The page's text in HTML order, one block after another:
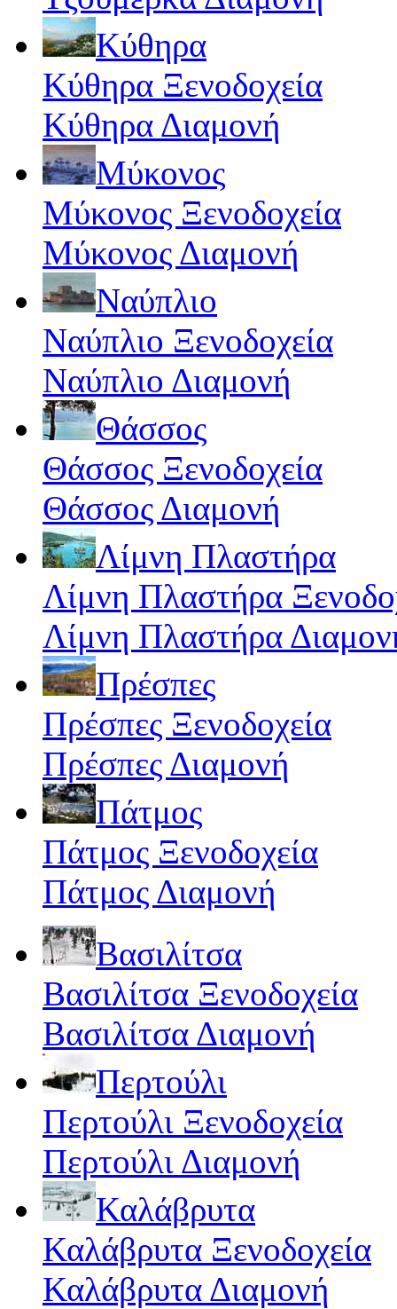
Κύθηρα
Κύθηρα Ξενοδοχεία
Κύθηρα Διαμονή
Μύκονος
Μύκονος Ξενοδοχεία
Μύκονος Διαμονή
Ναύπλιο
Ναύπλιο Ξενοδοχεία
Ναύπλιο Διαμονή
Θάσσος
Θάσσος Ξενοδοχεία
Θάσσος Διαμονή
Λίμνη Πλαστήρα
Λίμνη Πλαστήρα
Λίμνη Πλαστήρα
Πρέσπες
Πρέσπες Ξενοδοχεία
Πρέσπες Διαμονή
Πάτμος
Πάτμος Ξενοδοχεία
Πάτμος Διαμονή
Βασιλίτσα
Βασιλίτσα Ξενοδοχεία
Βασιλίτσα Διαμονή
Περτούλι
Περτούλι Ξενοδοχεία
Περτούλι Διαμονή
Καλάβρυτα
Καλάβρυτα Ξενοδοχεία
Καλάβρυτα Διαμονή